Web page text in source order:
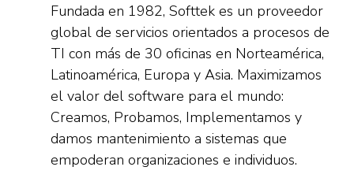
Fundada en 1982, Softtek es un proveedor
global de servicios orientados a procesos de
TI con más de 30 oficinas en Norteamérica,
Latinoamérica, Europa y Asia. Maximizamos
el valor del software para el mundo:
Creamos, Probamos, Implementamos y
damos mantenimiento a sistemas que
empoderan organizaciones e individuos.